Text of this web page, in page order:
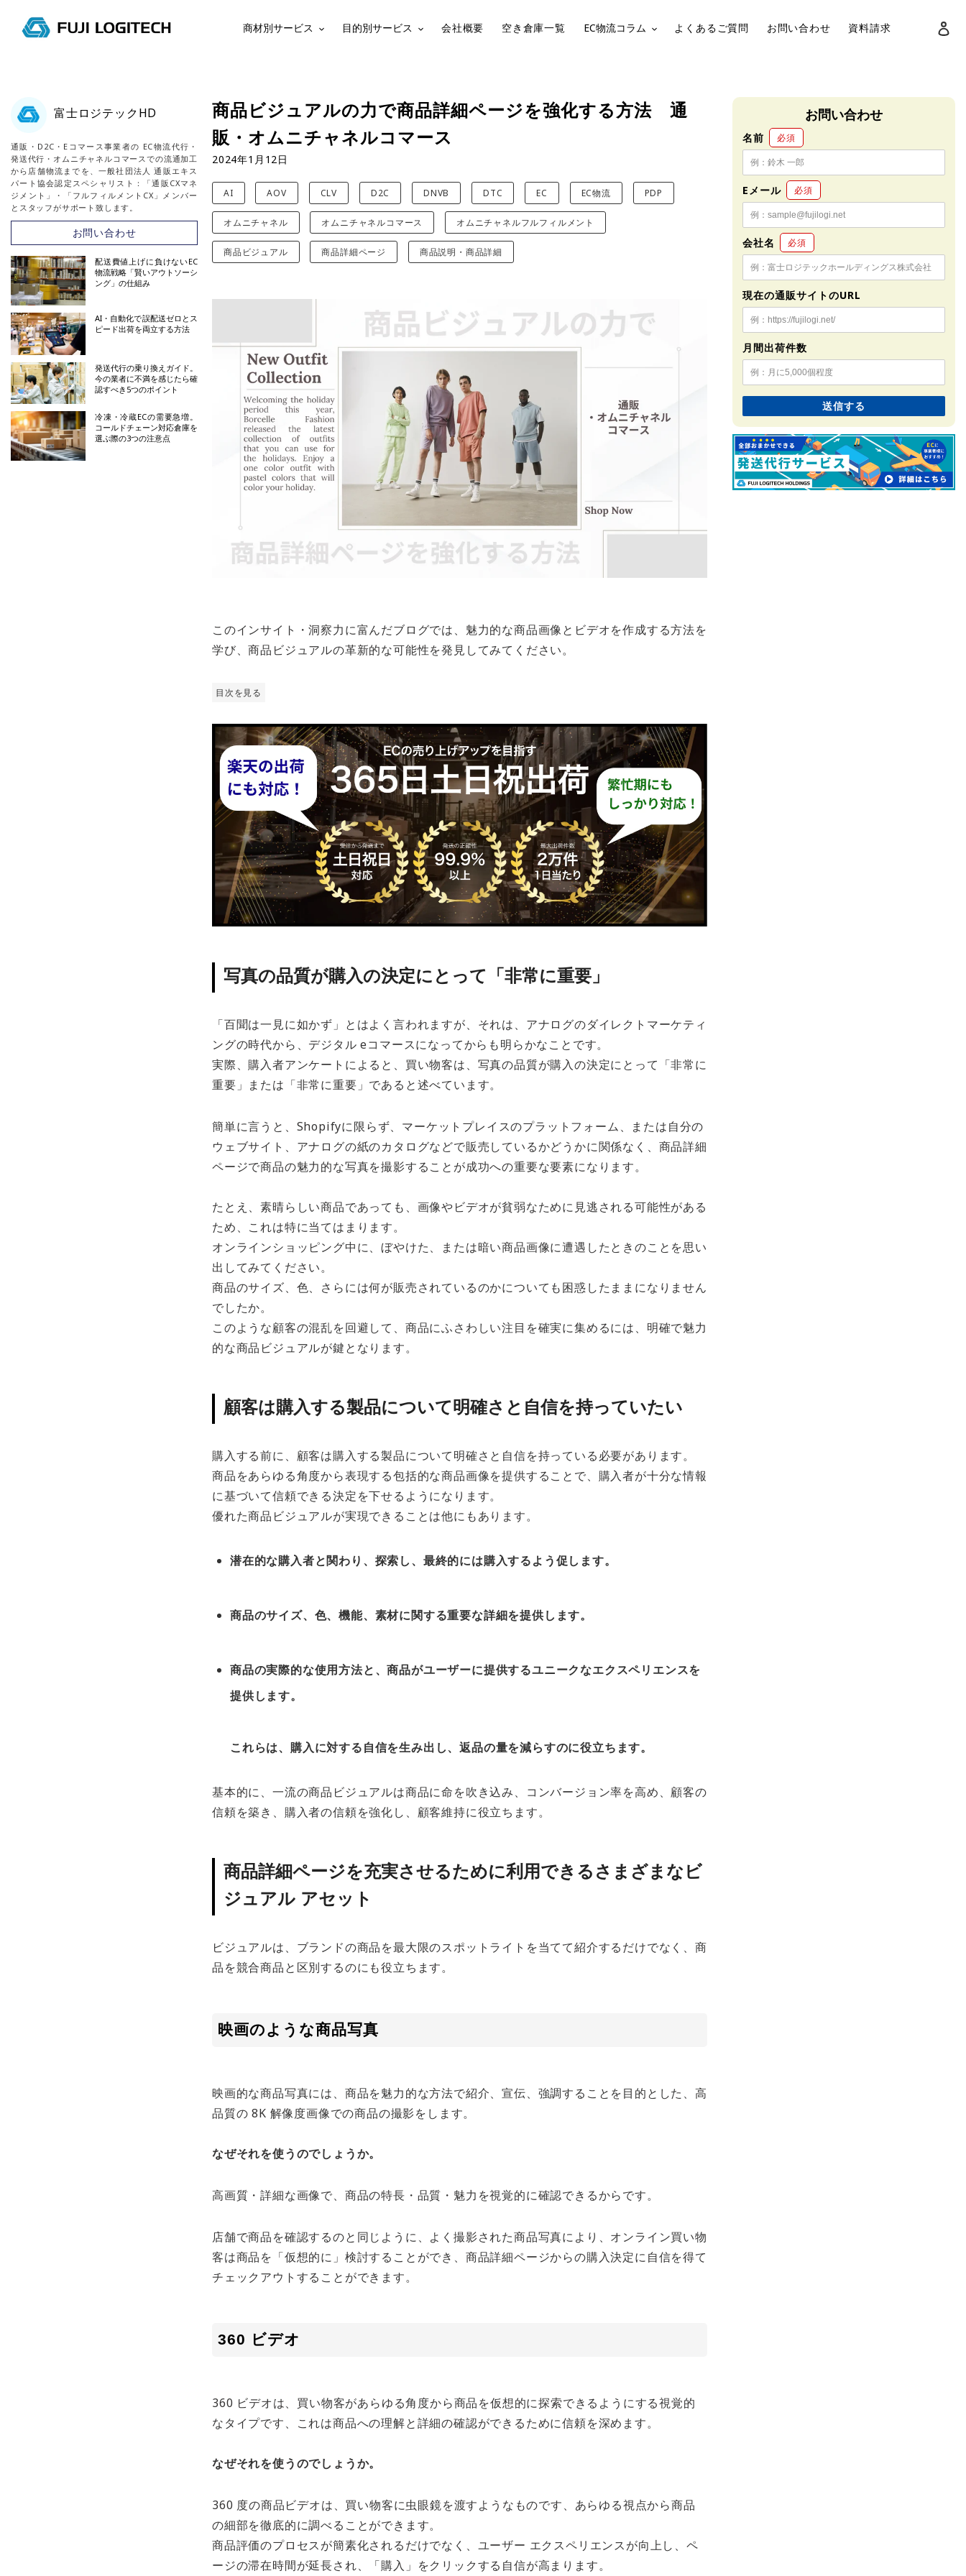
に
ス
キ
す
る
商材別サービス 目的別サービス 会社概要 空き倉庫一覧 EC物流コラム よくあるご質問 お問い合わせ 資料請求
検索
富士ロジテックHD
通販・D2C・Eコマース事業者の EC物流代行・
発送代行・オムニチャネルコマースでの流通加工
から店舗物流までを、一般社団法人 通販エキス
パート協会認定スペシャリスト：「通販CXマネ
ジメント」・「フルフィルメントCX」メンバー
とスタッフがサポート致します。
お問い合わせ
配送費値上げに負けないEC
物流戦略「賢いアウトソーシ
ング」の仕組み
AI・自動化で誤配送ゼロとス
ピード出荷を両立する方法
発送代行の乗り換えガイド。
今の業者に不満を感じたら確
認すべき5つのポイント
冷凍・冷蔵ECの需要急増。
コールドチェーン対応倉庫を
選ぶ際の3つの注意点
商品ビジュアルの力で商品詳細ページを強化する方法 通
販・オムニチャネルコマース
2024年1月12日
AI AOV CLV D2C DNVB DTC EC EC物流 PDP
オムニチャネル オムニチャネルコマース オムニチャネルフルフィルメント
商品ビジュアル 商品詳細ページ 商品説明・商品詳細
このインサイト・洞察力に富んだブログでは、魅力的な商品画像とビデオを作成する方法を
学び、商品ビジュアルの革新的な可能性を発見してみてください。
目次を見る
写真の品質が購入の決定にとって「非常に重要」
「百聞は一見に如かず」とはよく言われますが、それは、アナログのダイレクトマーケティ
ングの時代から、デジタル eコマースになってからも明らかなことです。
実際、購入者アンケートによると、買い物客は、写真の品質が購入の決定にとって「非常に
重要」または「非常に重要」であると述べています。
簡単に言うと、Shopifyに限らず、マーケットプレイスのプラットフォーム、または自分の
ウェブサイト、アナログの紙のカタログなどで販売しているかどうかに関係なく、商品詳細
ページで商品の魅力的な写真を撮影することが成功への重要な要素になります。
たとえ、素晴らしい商品であっても、画像やビデオが貧弱なために見逃される可能性がある
ため、これは特に当てはまります。
オンラインショッピング中に、ぼやけた、または暗い商品画像に遭遇したときのことを思い
出してみてください。
商品のサイズ、色、さらには何が販売されているのかについても困惑したままになりません
でしたか。
このような顧客の混乱を回避して、商品にふさわしい注目を確実に集めるには、明確で魅力
的な商品ビジュアルが鍵となります。
顧客は購入する製品について明確さと自信を持っていたい
購入する前に、顧客は購入する製品について明確さと自信を持っている必要があります。
商品をあらゆる角度から表現する包括的な商品画像を提供することで、購入者が十分な情報
に基づいて信頼できる決定を下せるようになります。
優れた商品ビジュアルが実現できることは他にもあります。
潜在的な購入者と関わり、探索し、最終的には購入するよう促します。
商品のサイズ、色、機能、素材に関する重要な詳細を提供します。
商品の実際的な使用方法と、商品がユーザーに提供するユニークなエクスペリエンスを
提供します。
これらは、購入に対する自信を生み出し、返品の量を減らすのに役立ちます。
基本的に、一流の商品ビジュアルは商品に命を吹き込み、コンバージョン率を高め、顧客の
信頼を築き、購入者の信頼を強化し、顧客維持に役立ちます。
商品詳細ページを充実させるために利用できるさまざまなビ
ジュアル アセット
ビジュアルは、ブランドの商品を最大限のスポットライトを当てて紹介するだけでなく、商
品を競合商品と区別するのにも役立ちます。
映画のような商品写真
映画的な商品写真には、商品を魅力的な方法で紹介、宣伝、強調することを目的とした、高
品質の 8K 解像度画像での商品の撮影をします。
なぜそれを使うのでしょうか。
高画質・詳細な画像で、商品の特長・品質・魅力を視覚的に確認できるからです。
店舗で商品を確認するのと同じように、よく撮影された商品写真により、オンライン買い物
客は商品を「仮想的に」検討することができ、商品詳細ページからの購入決定に自信を得て
チェックアウトすることができます。
360 ビデオ
360 ビデオは、買い物客があらゆる角度から商品を仮想的に探索できるようにする視覚的
なタイプです、これは商品への理解と詳細の確認ができるために信頼を深めます。
なぜそれを使うのでしょうか。
360 度の商品ビデオは、買い物客に虫眼鏡を渡すようなものです、あらゆる視点から商品
の細部を徹底的に調べることができます。
商品評価のプロセスが簡素化されるだけでなく、ユーザー エクスペリエンスが向上し、ペ
ージの滞在時間が延長され、「購入」をクリックする自信が高まります。
お問い合わせ
名前 必須
Eメール 必須
会社名 必須
現在の通販サイトのURL
月間出荷件数